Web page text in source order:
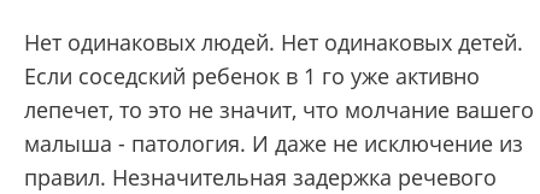
Нет одинаковых людей. Нет одинаковых детей.
Если соседский ребенок в 1 го уже активно
лепечет, то это не значит, что молчание вашего
малыша - патология. И даже не исключение из
правил. Незначительная задержка речевого